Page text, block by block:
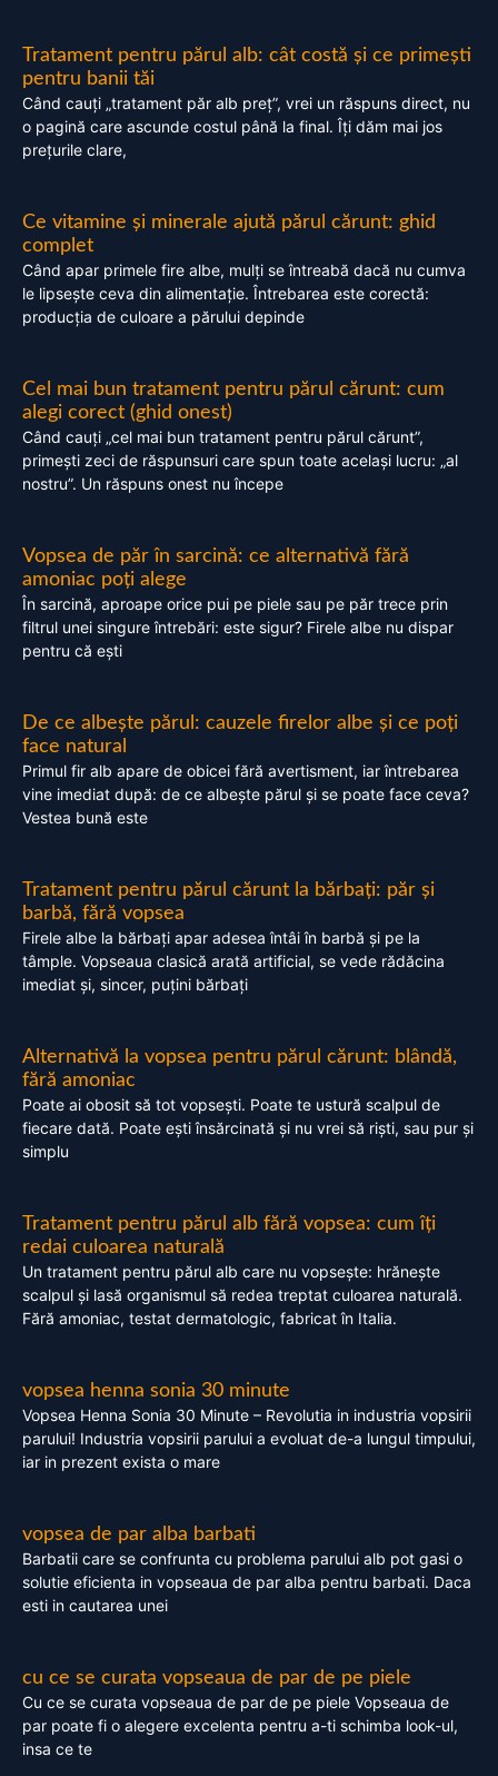
Tratament pentru părul alb: cât costă și ce primești
pentru banii tăi
Când cauți „tratament păr alb preț”, vrei un răspuns direct, nu
o pagină care ascunde costul până la final. Îți dăm mai jos
prețurile clare,
Ce vitamine și minerale ajută părul cărunt: ghid
complet
Când apar primele fire albe, mulți se întreabă dacă nu cumva
le lipsește ceva din alimentație. Întrebarea este corectă:
producția de culoare a părului depinde
Cel mai bun tratament pentru părul cărunt: cum
alegi corect (ghid onest)
Când cauți „cel mai bun tratament pentru părul cărunt”,
primești zeci de răspunsuri care spun toate același lucru: „al
nostru”. Un răspuns onest nu începe
Vopsea de păr în sarcină: ce alternativă fără
amoniac poți alege
În sarcină, aproape orice pui pe piele sau pe păr trece prin
filtrul unei singure întrebări: este sigur? Firele albe nu dispar
pentru că ești
De ce albește părul: cauzele firelor albe și ce poți
face natural
Primul fir alb apare de obicei fără avertisment, iar întrebarea
vine imediat după: de ce albește părul și se poate face ceva?
Vestea bună este
Tratament pentru părul cărunt la bărbați: păr și
barbă, fără vopsea
Firele albe la bărbați apar adesea întâi în barbă și pe la
tâmple. Vopseaua clasică arată artificial, se vede rădăcina
imediat și, sincer, puțini bărbați
Alternativă la vopsea pentru părul cărunt: blândă,
fără amoniac
Poate ai obosit să tot vopsești. Poate te ustură scalpul de
fiecare dată. Poate ești însărcinată și nu vrei să riști, sau pur și
simplu
Tratament pentru părul alb fără vopsea: cum îți
redai culoarea naturală
Un tratament pentru părul alb care nu vopsește: hrănește
scalpul și lasă organismul să redea treptat culoarea naturală.
Fără amoniac, testat dermatologic, fabricat în Italia.
vopsea henna sonia 30 minute
Vopsea Henna Sonia 30 Minute – Revolutia in industria vopsirii
parului! Industria vopsirii parului a evoluat de-a lungul timpului,
iar in prezent exista o mare
vopsea de par alba barbati
Barbatii care se confrunta cu problema parului alb pot gasi o
solutie eficienta in vopseaua de par alba pentru barbati. Daca
esti in cautarea unei
cu ce se curata vopseaua de par de pe piele
Cu ce se curata vopseaua de par de pe piele Vopseaua de
par poate fi o alegere excelenta pentru a-ti schimba look-ul,
insa ce te